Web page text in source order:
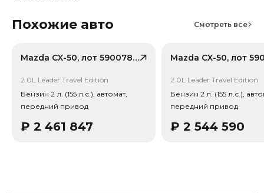
отчет об авто и смету доставки. Мы на связи 24/7.
снижение 20.5%). Важно: расчет без учета пошлин и
Похожие авто Смотреть все
Mazda CX-50, лот 59007872
2.0L Leader Travel Edition
Бензин 2 л. (155 л.с.), автомат,
передний привод
₽ 2 461 847
2.0L Leader Travel Edition
Бензин 2 л. (155 л.с.),
передний привод
₽ 2 544 590